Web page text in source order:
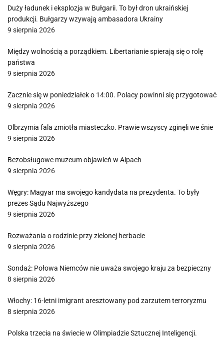
Duży ładunek i eksplozja w Bułgarii. To był dron ukraińskiej
produkcji. Bułgarzy wzywają ambasadora Ukrainy
9 sierpnia 2026
Między wolnością a porządkiem. Libertarianie spierają się o rolę
państwa
9 sierpnia 2026
Zacznie się w poniedziałek o 14:00. Polacy powinni się przygotować
9 sierpnia 2026
Olbrzymia fala zmiotła miasteczko. Prawie wszyscy zginęli we śnie
9 sierpnia 2026
Bezobsługowe muzeum objawień w Alpach
9 sierpnia 2026
Węgry: Magyar ma swojego kandydata na prezydenta. To były
prezes Sądu Najwyższego
9 sierpnia 2026
Rozważania o rodzinie przy zielonej herbacie
9 sierpnia 2026
Sondaż: Połowa Niemców nie uważa swojego kraju za bezpieczny
8 sierpnia 2026
Włochy: 16-letni imigrant aresztowany pod zarzutem terroryzmu
8 sierpnia 2026
Polska trzecia na świecie w Olimpiadzie Sztucznej Inteligencji.